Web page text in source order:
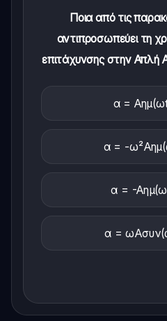
Ποια από τις
αντιπροσωπεύει τη
επιτάχυνσης στην Απλή
α =
α = -
α = -
α =